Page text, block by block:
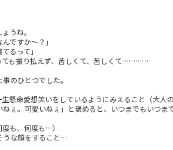
うね。
ですか～？」
るって」
ても振り払えず、苦しくて、苦しくて…………
のひとつでした。
懸命愛想笑いをしているようにみえること（大人
ぇ。可愛いねぇ」と褒めると、いつまでもいつ
も、何度も…）
うな顔をすること…